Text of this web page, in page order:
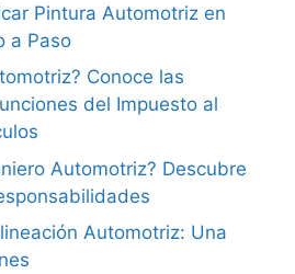
Pintura Automotriz en
a Paso
Conoce las
del Impuesto al
Automotriz? Descubre
Automotriz: Una